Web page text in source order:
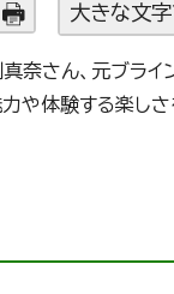
大きな文
さん、元ブライ
力や体験する楽し